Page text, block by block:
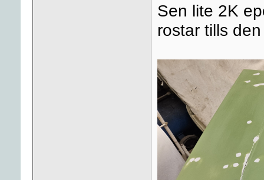
Sen lite 2K
rostar tills